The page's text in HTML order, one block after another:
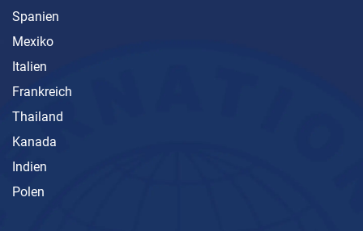
Spanien
Mexiko
Italien
Frankreich
Thailand
Kanada
Indien
Polen